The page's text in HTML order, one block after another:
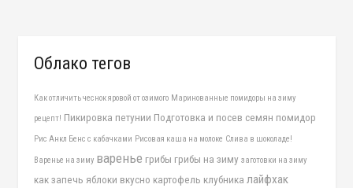
Облако тегов
Как отличить чеснок яровой от озимого Маринованные помидоры на зиму
рецепт! Пикировка петунии Подготовка и посев семян помидор
Рис Анкл Бенс с кабачками Рисовая каша на молоке Слива в шоколаде!
Варенье на зиму варенье грибы грибы на зиму заготовки на зиму
как запечь яблоки вкусно картофель клубника лайфхак